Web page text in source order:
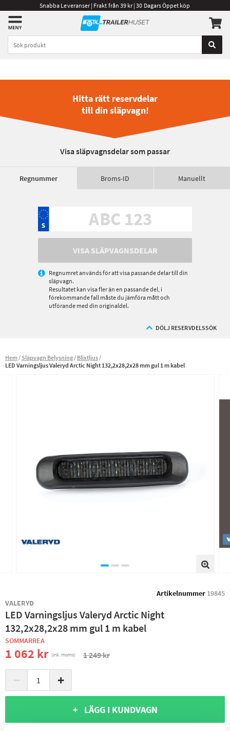
Snabba Leveranser | Frakt från 39 kr | 30 Dagars Öppet köp
Hitta rätt reservdelar
till din släpvagn!
Visa släpvagnsdelar som passar
Regnummer Broms-ID Manuellt
VISA SLÄPVAGNSDELAR
Regnumret används för att visa passande delar till din
släpvagn.
Resultatet kan visa fler än en passande del, i
förekommande fall måste du jämföra mått och
utförande med din originaldel.
DÖLJ RESERVDELSSÖK
Hem Släpvagn Belysning Blixtljus
LED Varningsljus Valeryd Arctic Night 132,2x28,2x28 mm gul 1 m kabel
Artikelnummer 19845
VALERYD
LED Varningsljus Valeryd Arctic Night
132,2x28,2x28 mm gul 1 m kabel
SOMMARREA
1 062 kr (ink. moms) 1 249 kr
− +
+ LÄGG I KUNDVAGN